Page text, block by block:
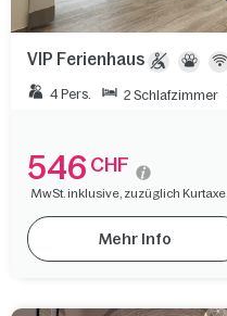
VIP Ferienhaus
4 Pers. 2 Schlafzimmer
546 CHF
MwSt. inklusive, zuzüglich Kurtaxe.
Mehr Info